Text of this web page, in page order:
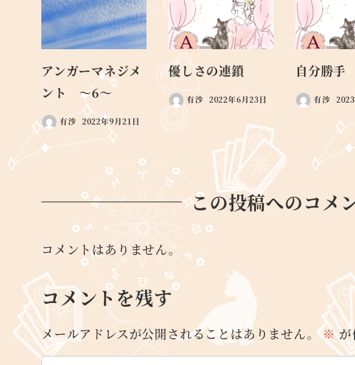
アンガーマネジメ
ント ～6～
有沙 2022年9月21日
優しさの連鎖
有沙 2022年6月23日
自分勝手
有沙
この投稿へのコメ
コメントはありません。
コメントを残す
メールアドレスが公開されることはありません。 ※が